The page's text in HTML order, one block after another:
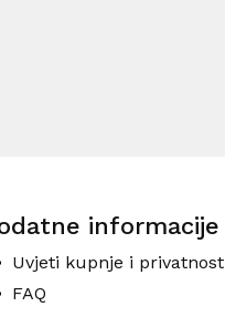
informacije
Uvjeti kupnje i privatnost
FAQ